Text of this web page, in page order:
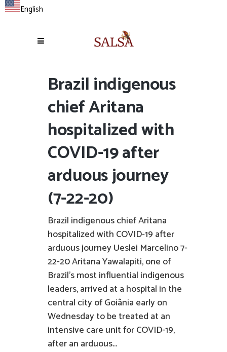
English
Brazil indigenous
chief Aritana
hospitalized with
COVID-19 after
arduous journey
(7-22-20)
Brazil indigenous chief Aritana
hospitalized with COVID-19 after
arduous journey Ueslei Marcelino 7-
22-20 Aritana Yawalapiti, one of
Brazil’s most influential indigenous
leaders, arrived at a hospital in the
central city of Goiânia early on
Wednesday to be treated at an
intensive care unit for COVID-19,
after an arduous...